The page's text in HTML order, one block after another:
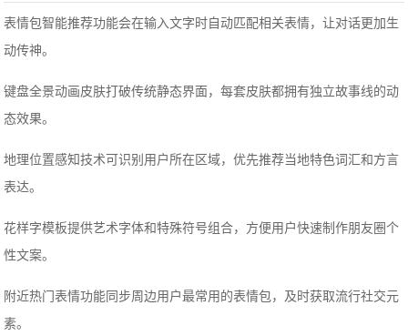
表情包智能推荐功能会在输入文字时自动匹配相关表情，让对话更加生
动传神。
键盘全景动画皮肤打破传统静态界面，每套皮肤都拥有独立故事线的动
态效果。
地理位置感知技术可识别用户所在区域，优先推荐当地特色词汇和方言
表达。
花样字模板提供艺术字体和特殊符号组合，方便用户快速制作朋友圈个
性文案。
附近热门表情功能同步周边用户最常用的表情包，及时获取流行社交元
素。